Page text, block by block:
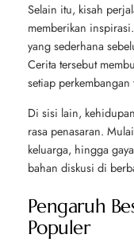
Selain itu, kisah
memberikan
yang sederhana
Cerita tersebut
setiap perkembangan
Di sisi lain,
rasa penasaran.
keluarga, hingga
bahan diskusi di
Pengaruh
Populer